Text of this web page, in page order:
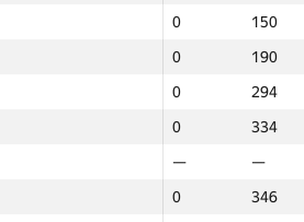
0
150
0
190
0
294
0
334
—
—
0
346
0
150
0
190
0
294
0
334
—
—
0
346